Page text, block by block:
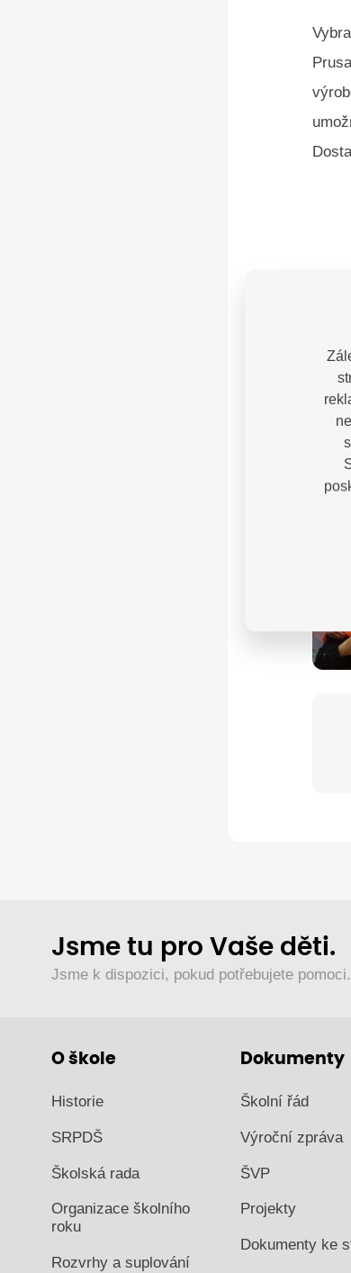
Jsme tu pro Vaše děti.
Jsme k dispozici, pokud potřebujete pomoci.
O škole
Historie
SRPDŠ
Školská rada
Organizace školního
roku
Rozvrhy a suplování
Dokumenty
Školní řád
Výroční zpráva
ŠVP
Projekty
Dokumenty ke